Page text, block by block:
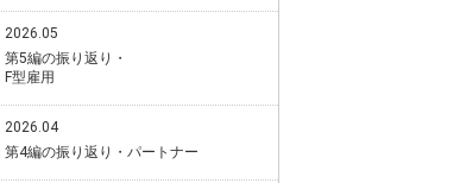
2026.05
第5編の振り返り・
F型雇用
2026.04
第4編の振り返り・パートナー